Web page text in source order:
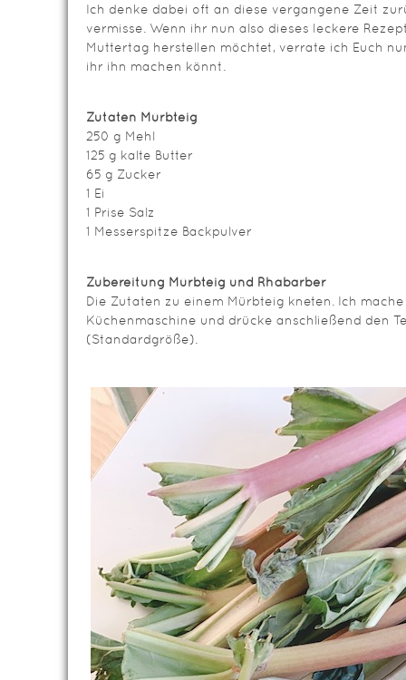
Ich denke dabei oft an diese vergangene Zeit
vermisse. Wenn ihr nun also dieses leckere
Muttertag herstellen möchtet, verrate ich Euch
ihr ihn machen könnt.
Zutaten Mürbteig
250 g Mehl
125 g kalte Butter
65 g Zucker
1 Ei
1 Prise Salz
1 Messerspitze Backpulver
Zubereitung Mürbteig und Rhabarber
Die Zutaten zu einem Mürbteig kneten. Ich
Küchenmaschine und drücke anschließend den
(Standardgröße).